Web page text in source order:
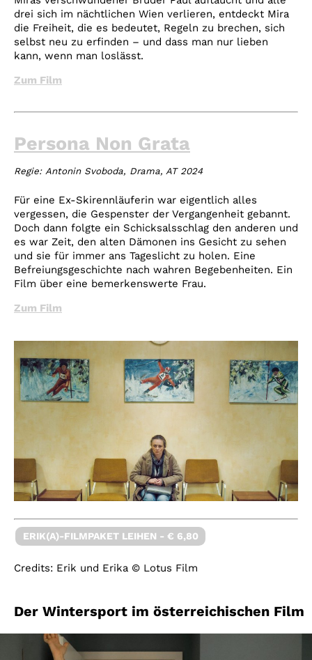
drei sich im nächtlichen Wien verlieren, entdeckt Mira
die Freiheit, die es bedeutet, Regeln zu brechen, sich
selbst neu zu erfinden – und dass man nur lieben
kann, wenn man loslässt.
Zum Film
Persona Non Grata
Regie: Antonin Svoboda, Drama, AT 2024
Für eine Ex-Skirennläuferin war eigentlich alles
vergessen, die Gespenster der Vergangenheit gebannt.
Doch dann folgte ein Schicksalsschlag den anderen und
es war Zeit, den alten Dämonen ins Gesicht zu sehen
und sie für immer ans Tageslicht zu holen. Eine
Befreiungsgeschichte nach wahren Begebenheiten. Ein
Film über eine bemerkenswerte Frau.
Zum Film
ERIK(A)-FILMPAKET LEIHEN - € 6,80
Credits: Erik und Erika © Lotus Film
Der Wintersport im österreichischen Film